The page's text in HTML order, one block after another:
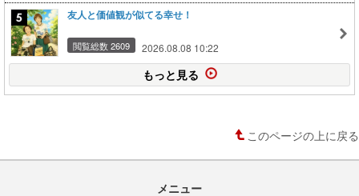
友人と価値観が似てる幸せ！
閲覧総数 2609 2026.08.08 10:22
もっと見る
このページの上に戻る
メニュー